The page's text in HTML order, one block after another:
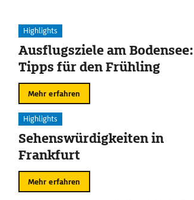
Highlights
Ausflugsziele am Bodensee:
Tipps für den Frühling
Mehr erfahren
Highlights
Sehenswürdigkeiten in
Frankfurt
Mehr erfahren